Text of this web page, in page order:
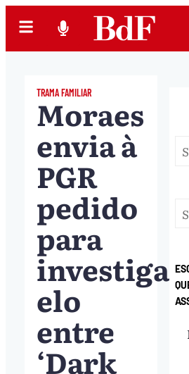
TRAMA FAMILIAR
Moraes
envia à
PGR
pedido
para
investigar
elo
entre
‘Dark